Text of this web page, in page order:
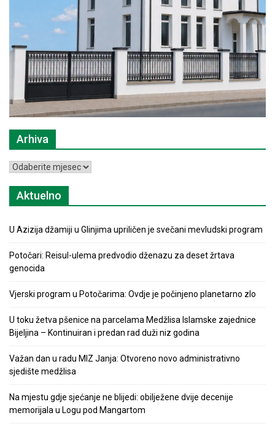
Arhiva
Arhiva
Aktuelno
U Azizija džamiji u Glinjima upriličen je svečani mevludski program
Potočari: Reisul-ulema predvodio dženazu za deset žrtava
genocida
Vjerski program u Potočarima: Ovdje je počinjeno planetarno zlo
U toku žetva pšenice na parcelama Medžlisa Islamske zajednice
Bijeljina – Kontinuiran i predan rad duži niz godina
Važan dan u radu MIZ Janja: Otvoreno novo administrativno
sjedište medžlisa
Na mjestu gdje sjećanje ne blijedi: obilježene dvije decenije
memorijala u Logu pod Mangartom